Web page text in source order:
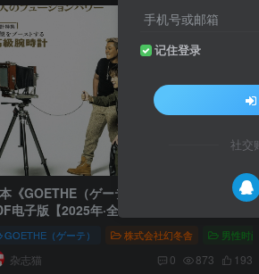
GOETHE（ゲーテ）男性轻熟时尚杂志
《GOETHE（ゲーテ）》男性轻熟时尚杂志
电子版【2025年·全年订阅】
GOETHE（ゲーテ） 株式会社幻冬舎 男性时尚
杂志猫 0 873 193
手机号或邮箱
记住登录
社交